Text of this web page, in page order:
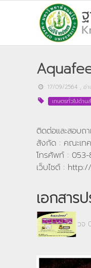
17/09/2564 , อ่า
เกษตรทั่วไปด้าน
ติดต่อและสอบถ
สังกัด : คณะเท
โทรศัพท์ : 053-
เว็บไซต์ :
เอกสาร
วจ